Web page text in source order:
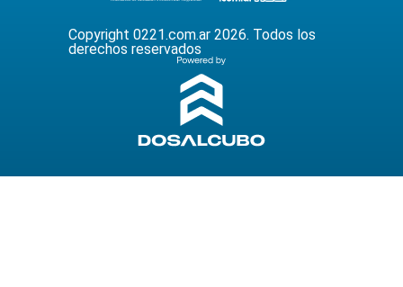
Copyright 0221.com.ar 2026. Todos los
derechos reservados